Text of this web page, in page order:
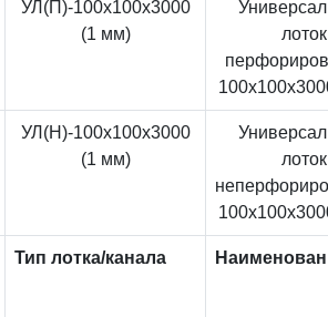
УЛ(П)-100x100x3000
(1 мм)
лоток
УЛ(Н)-100x100x3000
(1 мм)
лоток
Тип лотка/канала